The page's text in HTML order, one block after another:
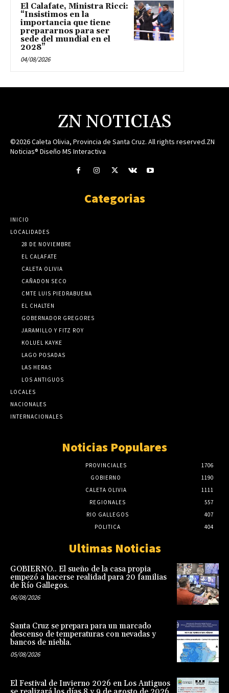
El Calafate, Ministra Ricci:
“Insistimos en la
importancia que tiene
prepararnos para ser
sede del mundial en el
2028”
04/08/2026
ZN NOTICIAS
©2026 Caleta Olivia, Provincia de Santa Cruz. All rights reserved.ZN
Noticias® Diseño MS Interactiva
Categorias
INICIO
LOCALIDADES
28 DE NOVIEMBRE
EL CALAFATE
CALETA OLIVIA
CAÑADON SECO
CMTE LUIS PIEDRABUENA
EL CHALTEN
GOBERNADOR GREGORES
JARAMILLO Y FITZ ROY
KOLUEL KAYKE
LAGO POSADAS
LAS HERAS
LOS ANTIGUOS
LOCALES
NACIONALES
INTERNACIONALES
Noticias Populares
PROVINCIALES
1706
GOBIERNO
1190
CALETA OLIVIA
1111
REGIONALES
557
RIO GALLEGOS
407
POLITICA
404
Ultimas Noticias
GOBIERNO.. El sueño de la casa propia
empezó a hacerse realidad para 20 familias
de Río Gallegos.
06/08/2026
Santa Cruz se prepara para un marcado
descenso de temperaturas con nevadas y
bancos de niebla.
05/08/2026
El Festival de Invierno 2026 en Los Antiguos